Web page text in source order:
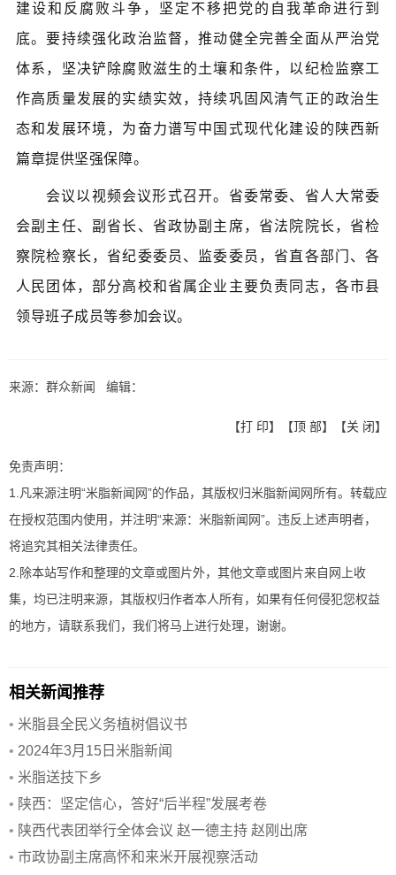
建设和反腐败斗争，坚定不移把党的自我革命进行到
底。要持续强化政治监督，推动健全完善全面从严治党
体系，坚决铲除腐败滋生的土壤和条件，以纪检监察工
作高质量发展的实绩实效，持续巩固风清气正的政治生
态和发展环境，为奋力谱写中国式现代化建设的陕西新
篇章提供坚强保障。
会议以视频会议形式召开。省委常委、省人大常委
会副主任、副省长、省政协副主席，省法院院长，省检
察院检察长，省纪委委员、监委委员，省直各部门、各
人民团体，部分高校和省属企业主要负责同志，各市县
领导班子成员等参加会议。
来源：群众新闻 编辑：
【打 印】【顶 部】【关 闭】
免责声明：
1.凡来源注明“米脂新闻网”的作品，其版权归米脂新闻网所有。转载应
在授权范围内使用，并注明“来源：米脂新闻网”。违反上述声明者，
将追究其相关法律责任。
2.除本站写作和整理的文章或图片外，其他文章或图片来自网上收
集，均已注明来源，其版权归作者本人所有，如果有任何侵犯您权益
的地方，请联系我们，我们将马上进行处理，谢谢。
相关新闻推荐
• 米脂县全民义务植树倡议书
• 2024年3月15日米脂新闻
• 米脂送技下乡
• 陕西：坚定信心，答好“后半程”发展考卷
• 陕西代表团举行全体会议 赵一德主持 赵刚出席
• 市政协副主席高怀和来米开展视察活动